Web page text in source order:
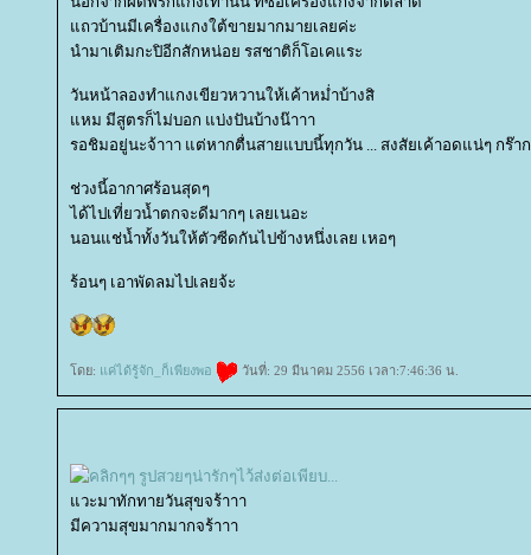
ถวบ้านมีเครื่องแกงใต้ขายมากมายเลยค่ะ
นำมาเติมกะปิอีกสักหน่อย รสชาติก็โอเคแระ
วันหน้าลองทำแกงเขียวหวานให้เค้าหม่ำบ้างสิ
หม มีสูตรก็ไม่บอก แบ่งปันบ้างน๊าาา
รอชิมอยู่นะจ้าาา แต่หากตื่นสายแบบนี้ทุกวัน ... สงสัยเค้าอดแน่ๆ กร๊า
ช่วงนี้อากาศร้อนสุดๆ
ได้ไปเที่ยวน้ำตกจะดีมากๆ เลยเนอะ
นอนแช่น้ำทั้งวันให้ตัวซีดกันไปข้างหนึ่งเลย เหอๆ
ร้อนๆ เอาพัดลมไปเลยจ้ะ
ดย: ค่ได้รู้จัก_ก็เพียงพอ วันที่: 29 มีนาคม 2556 เวลา:7:46:36 น.
วะมาทักทายวันสุขจร้าาา
มีความสุขมากมากจร้าาา